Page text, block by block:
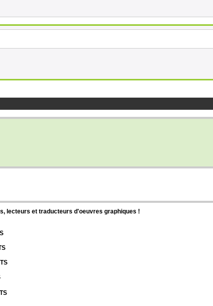
lecteurs et traducteurs d'oeuvres graphiques !